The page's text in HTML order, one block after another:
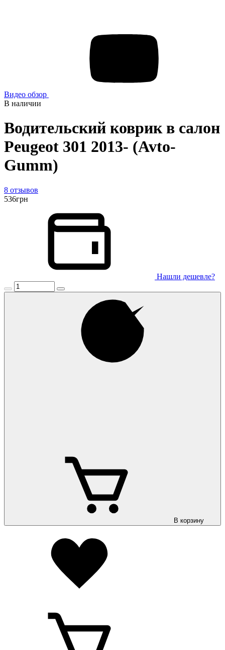
Видео обзор
В наличии
Водительский коврик в салон
Peugeot 301 2013- (Avto-
Gumm)
8 отзывов
536грн
Нашли дешевле?
В корзину